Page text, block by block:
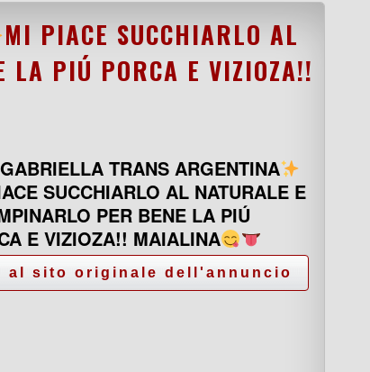
MI PIACE SUCCHIARLO AL
LA PIÚ PORCA E VIZIOZA!!
GABRIELLA TRANS ARGENTINA
SUCCHIARLO AL NATURALE E
PER BENE LA PIÚ
E VIZIOZA!! MAIALINA